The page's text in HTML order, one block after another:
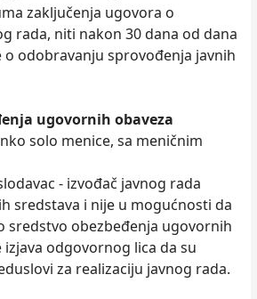
zaključenja ugovora o
rada, niti nakon 30 dana od dana
odobravanju sprovođenja javnih
ugovornih obaveza
solo menice, sa meničnim
- izvođač javnog rada
sredstava i nije u mogućnosti da
sredstvo obezbeđenja ugovornih
izjava odgovornog lica da su
za realizaciju javnog rada.